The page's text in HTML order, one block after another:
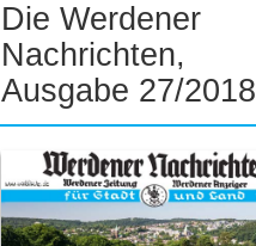
Die Werdener
Nachrichten,
Ausgabe 27/2018